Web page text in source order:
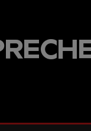
C ÜBER
M